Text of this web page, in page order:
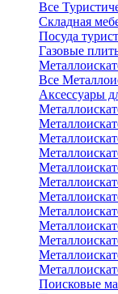
Все
Складная
Посуда
Газовые
Все
Аксессуары
Поисковые